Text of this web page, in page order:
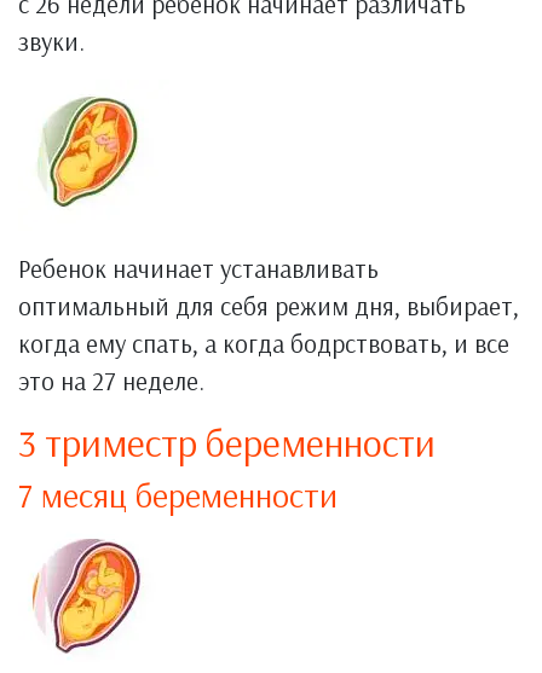
звуки.
Ребенок начинает устанавливать
оптимальный для себя режим дня, выбирает,
когда ему спать, а когда бодрствовать, и все
это на 27 неделе.
3 триместр беременности
7 месяц беременности